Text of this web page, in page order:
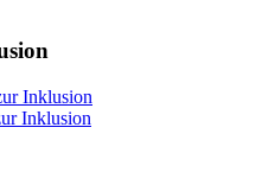
Inklusion
Inklusion